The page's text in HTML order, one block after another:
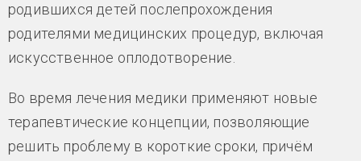
родившихся детей послепрохождения
родителями медицинских процедур, включая
искусственное оплодотворение.
Во время лечения медики применяют новые
терапевтические концепции, позволяющие
решить проблему в короткие сроки, причём